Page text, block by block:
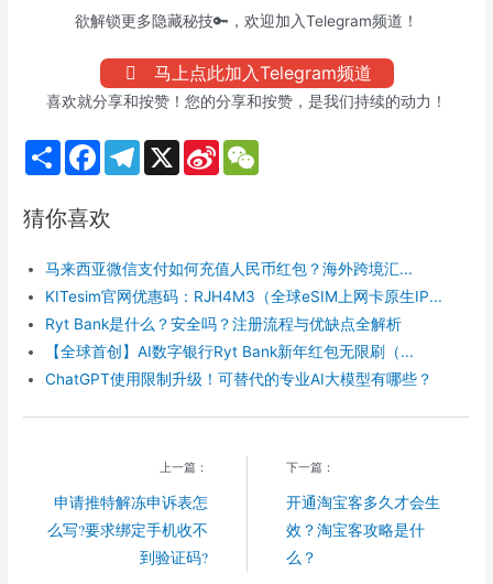
欲解锁更多隐藏秘技🔑，欢迎加入Telegram频道！
马上点此加入Telegram频道
喜欢就分享和按赞！您的分享和按赞，是我们持续的动力！
S
h
e
F
b
k
T
m
X
S
b
o
猜你喜欢
马来西亚微信支付如何充值人民币红包？海外跨境汇...
KITesim官网优惠码：RJH4M3（全球eSIM上网卡原生IP...
Ryt Bank是什么？安全吗？注册流程与优缺点全解析
【全球首创】AI数字银行Ryt Bank新年红包无限刷（...
ChatGPT使用限制升级！可替代的专业AI大模型有哪些？
上一篇：
申请推特解冻申诉表怎
么写?要求绑定手机收不
到验证码?
下一篇：
开通淘宝客多久才会生
效？淘宝客攻略是什
么？